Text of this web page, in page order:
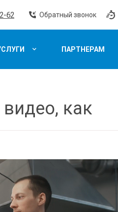
62 Обратный звонок
ПАРТНЕРАМ
как